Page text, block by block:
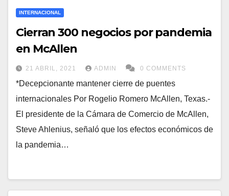
INTERNACIONAL
Cierran 300 negocios por pandemia
en McAllen
21 ABRIL, 2021 ADMIN 0 COMMENTS
*Decepcionante mantener cierre de puentes
internacionales Por Rogelio Romero McAllen, Texas.-
El presidente de la Cámara de Comercio de McAllen,
Steve Ahlenius, señaló que los efectos económicos de
la pandemia…